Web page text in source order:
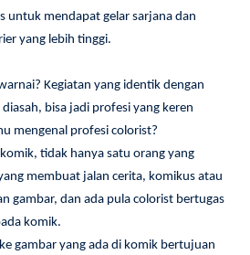
untuk mendapat gelar sarjana dan
yang lebih tinggi.
Kegiatan yang identik dengan
bisa jadi profesi yang keren
mengenal profesi colorist?
tidak hanya satu orang yang
membuat jalan cerita, komikus atau
gambar, dan ada pula colorist bertugas
komik.
gambar yang ada di komik bertujuan